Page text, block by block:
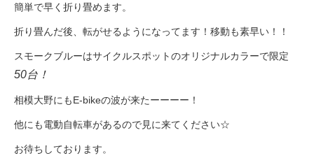
求人情報
募集中の求人情報
法人様向け割引
簡単で早く折り畳めます。
折り畳んだ後、転がせるようになってます！移動も素早い！！
スモークブルーはサイクルスポットのオリジナルカラーで限定
50台！
相模大野にもE-bikeの波が来たーーーー！
他にも電動自転車があるので見に来てください☆
お待ちしております。